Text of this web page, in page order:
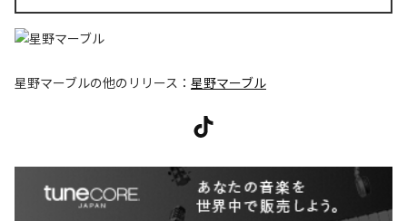
星野マーブルの他のリリース： 星野マーブル